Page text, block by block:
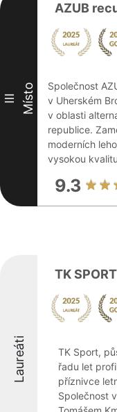
III Místo
AZUB
Společnost
v Uherském
v oblasti
republice.
moderních
vysokou
9.3
Laureáti
TK SPORT
TK Sport,
řadu let
příznivce
Společnost